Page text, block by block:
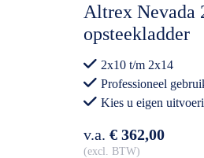
Altrex Nevada
opsteekladder
2x10 t/m 2x14
Professioneel
Kies u eigen
v.a. € 362,00
excl. BTW